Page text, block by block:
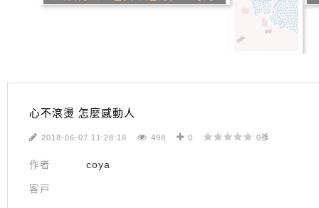
心不滾燙 怎麼感動人
2018-06-07 11:28:18 498 0 0推
作者 coya
客戸